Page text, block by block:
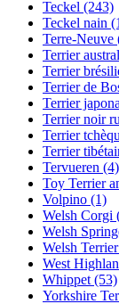
Teckel (243)
Teckel nain
Terre-Neuve
Terrier
Terrier
Terrier de
Terrier
Terrier noir
Terrier
Terrier
Tervueren (4)
Toy Terrier
Volpino (1)
Welsh Corgi
Welsh
Welsh Terrier
West
Whippet (53)
Yorkshire